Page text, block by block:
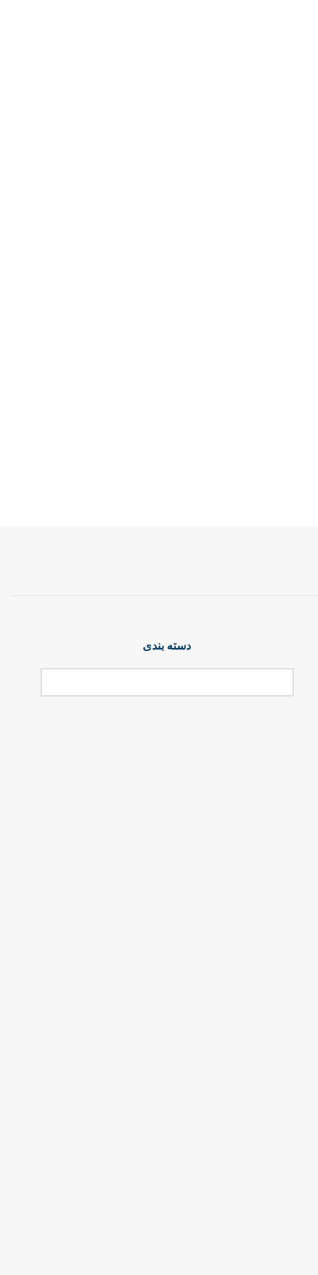
دسته بندی